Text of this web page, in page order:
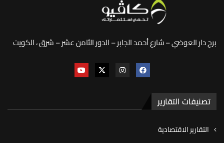
برج دار العوضي – شارع أحمد الجابر – الدور الثامن عشر – شرق ، الكويت
تصنيفات التقارير
التقارير الاقتصادية